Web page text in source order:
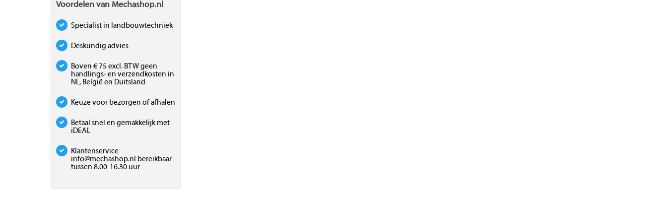
Voordelen van Mechashop.nl
Specialist in landbouwtechniek
Deskundig advies
Boven € 75 excl. BTW geen
handlings- en verzendkosten in
NL, België en Duitsland
Keuze voor bezorgen of afhalen
Betaal snel en gemakkelijk met
iDEAL
Klantenservice
info@mechashop.nl
bereikbaar
tussen 8.00-16.30 uur